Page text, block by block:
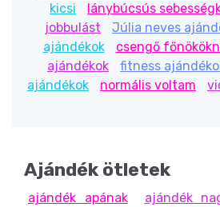
kicsi
lánybúcsús
jobbulást
Júlia neves
ajándékok
csengő
ajándékok
fitness
ajándékok
normális voltam
Ajándék ötletek
ajándék apának ajándék